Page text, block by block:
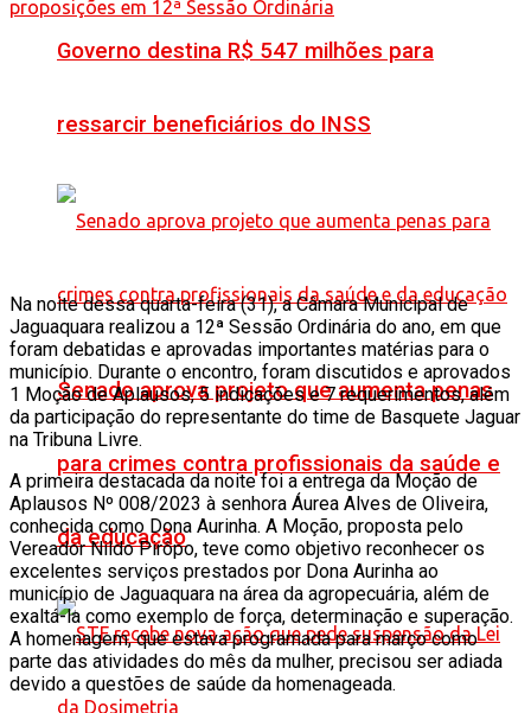
Governo destina R$ 547 milhões para
ressarcir beneficiários do INSS
Senado aprova projeto que aumenta penas
para crimes contra profissionais da saúde e
da educação
Na noite dessa quarta-feira (31), a Câmara Municipal de
Jaguaquara realizou a 12ª Sessão Ordinária do ano, em que
foram debatidas e aprovadas importantes matérias para o
município. Durante o encontro, foram discutidos e aprovados
1 Moção de Aplausos, 5 indicações e 7 requerimentos, além
da participação do representante do time de Basquete Jaguar
na Tribuna Livre.
A primeira destacada da noite foi a entrega da Moção de
Aplausos Nº 008/2023 à senhora Áurea Alves de Oliveira,
conhecida como Dona Aurinha. A Moção, proposta pelo
Vereador Nildo Pirôpo, teve como objetivo reconhecer os
excelentes serviços prestados por Dona Aurinha ao
município de Jaguaquara na área da agropecuária, além de
exaltá-la como exemplo de força, determinação e superação.
A homenagem, que estava programada para março como
parte das atividades do mês da mulher, precisou ser adiada
devido a questões de saúde da homenageada.